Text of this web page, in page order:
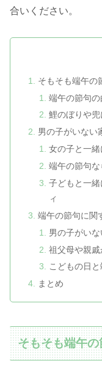
合いください。
そもそも端午の
端午の節句の
鯉のぼりや
男の子がいない
女の子と一
端午の節句
子どもと一
ィ
端午の節句に関
男の子がい
祖父母や親
こどもの日
まとめ
そもそも端午